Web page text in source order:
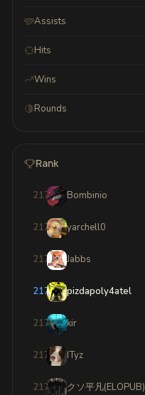
Assists
Hits
Wins
Rounds
Rank
2170 Bombinio
2171 yarchell0
2172 Jabbs
2173 pizdapoly4atel
2174 kir
2175 ITyz
2176 クソ平凡(ELOPUB)